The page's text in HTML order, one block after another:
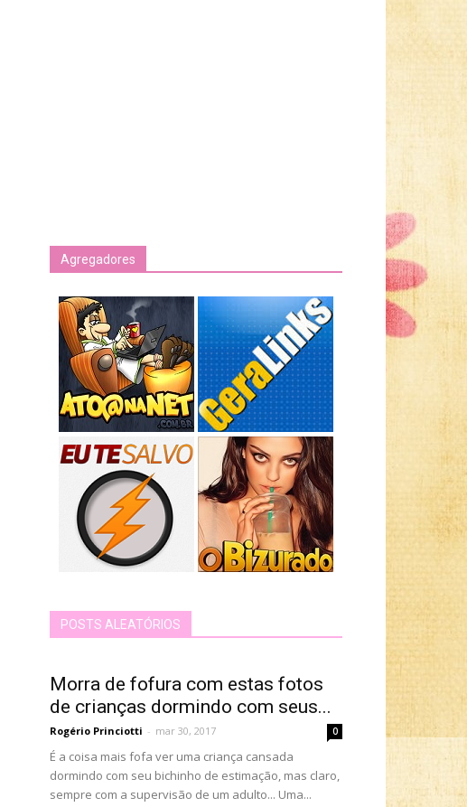
Agregadores
POSTS ALEATÓRIOS
Morra de fofura com estas fotos
de crianças dormindo com seus...
Rogério Princiotti - mar 30, 2017 0
É a coisa mais fofa ver uma criança cansada
dormindo com seu bichinho de estimação, mas claro,
sempre com a supervisão de um adulto... Uma...